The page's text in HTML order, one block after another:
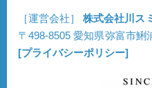
［運営会社］株式会社川ス
〒498-8505 愛知県弥富市鯏
[プライバシーポリシー]